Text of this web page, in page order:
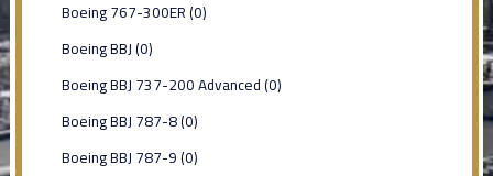
Boeing 767-300ER (0)
Boeing BBJ (0)
Boeing BBJ 737-200 Advanced (0)
Boeing BBJ 787-8 (0)
Boeing BBJ 787-9 (0)